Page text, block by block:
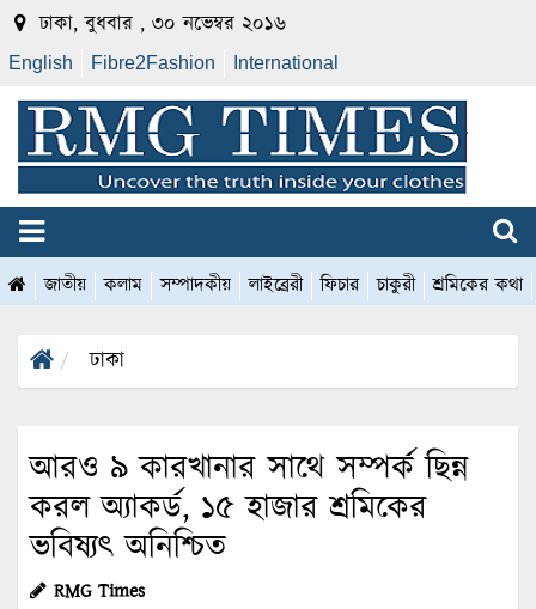
ঢাকা, বুধবার , ৩০ নভেম্বর ২০১৬
English Fibre2Fashion International
জাতীয় কলাম সম্পাদকীয় লাইব্রেরী ফিচার চাকুরী শ্রমিকের কথা
ঢাকা
আরও ৯ কারখানার সাথে সম্পর্ক ছিন্ন
করল অ্যাকর্ড, ১৫ হাজার শ্রমিকের
ভবিষ্যৎ অনিশ্চিত
RMG Times